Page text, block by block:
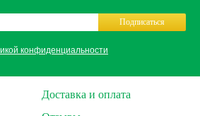
конфиденциальности
Подписаться
Доставка и оплата